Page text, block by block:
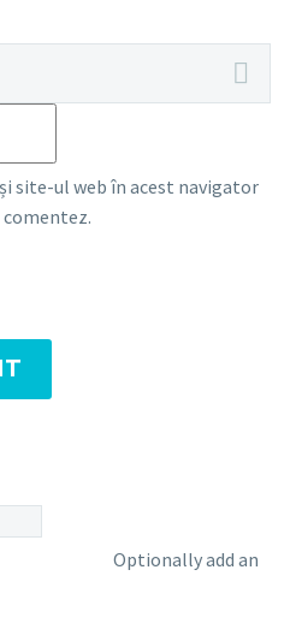
site-ul web în acest navigator
Optionally add an